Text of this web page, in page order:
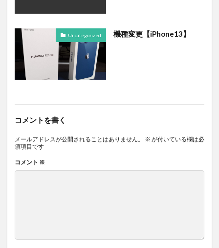
Uncategorized 機種変更【iPhone13】
コメントを書く
メールアドレスが公開されることはありません。 ※ が付いている欄は必
須項目です
コメント ※